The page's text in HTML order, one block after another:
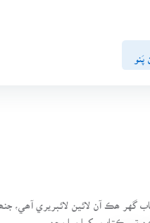
پَنو
تي ڪتاب رکيا پيا وڃن.